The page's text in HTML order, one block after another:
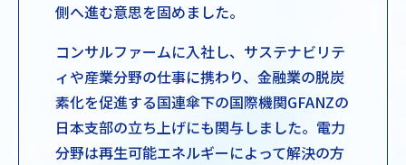
側へ進む意思を固めました。
コンサルファームに入社し、サステナビリテ
ィや産業分野の仕事に携わり、金融業の脱炭
素化を促進する国連傘下の国際機関GFANZの
日本支部の立ち上げにも関与しました。電力
分野は再生可能エネルギーによって解決の方